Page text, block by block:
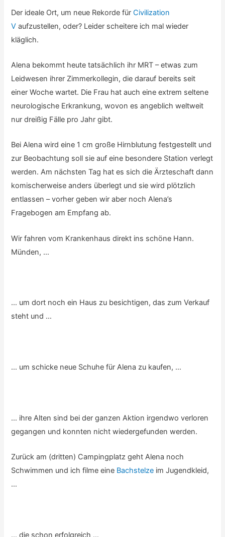
Der ideale Ort, um neue Rekorde fürCivilization
V aufzustellen, oder? Leider scheitere ich mal wieder
kläglich.
Alena bekommt heute tatsächlich ihr MRT – etwas zum
Leidwesen ihrer Zimmerkollegin, die darauf bereits seit
einer Woche wartet. Die Frau hat auch eine extrem seltene
neurologische Erkrankung, wovon es angeblich weltweit
nur dreißig Fälle pro Jahr gibt.
Bei Alena wird eine 1 cm große Hirnblutung festgestellt und
zur Beobachtung soll sie auf eine besondere Station verlegt
werden. Am nächsten Tag hat es sich die Ärzteschaft dann
komischerweise anders überlegt und sie wird plötzlich
entlassen – vorher geben wir aber noch Alena’s
Fragebogen am Empfang ab.
Wir fahren vom Krankenhaus direkt ins schöne Hann.
Münden, …
… um dort noch ein Haus zu besichtigen, das zum Verkauf
steht und …
… um schicke neue Schuhe für Alena zu kaufen, …
… ihre Alten sind bei der ganzen Aktion irgendwo verloren
gegangen und konnten nicht wiedergefunden werden.
Zurück am (dritten) Campingplatz geht Alena noch
Schwimmen und ich filme eine Bachstelze im Jugendkleid,
…
… die schon erfolgreich …